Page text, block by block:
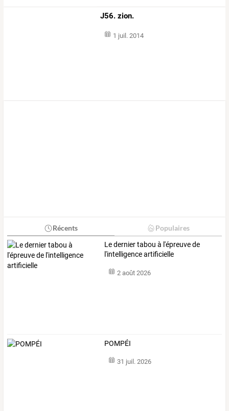
J56. zion.
1 juil. 2014
Récents Populaires
Le dernier tabou à l'épreuve de
l'intelligence artificielle
2 août 2026
POMPÉI
31 juil. 2026